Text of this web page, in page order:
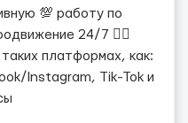
💯 работу по
24/7 ❤️‍🔥
платформах, как:
Instagram, Tik-Tok и